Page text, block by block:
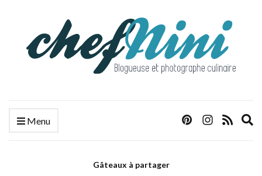
Menu
Gâteaux à partager